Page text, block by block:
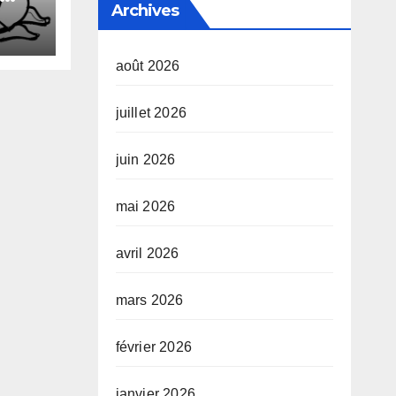
Archives
août 2026
juillet 2026
juin 2026
mai 2026
avril 2026
mars 2026
février 2026